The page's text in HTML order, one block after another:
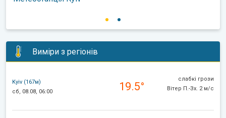
Виміри з регіонів
Kyiv (167м)
сб, 08.08, 06:00
19.5°
слабкі грози
Вітер П.-Зх. 2 м/с